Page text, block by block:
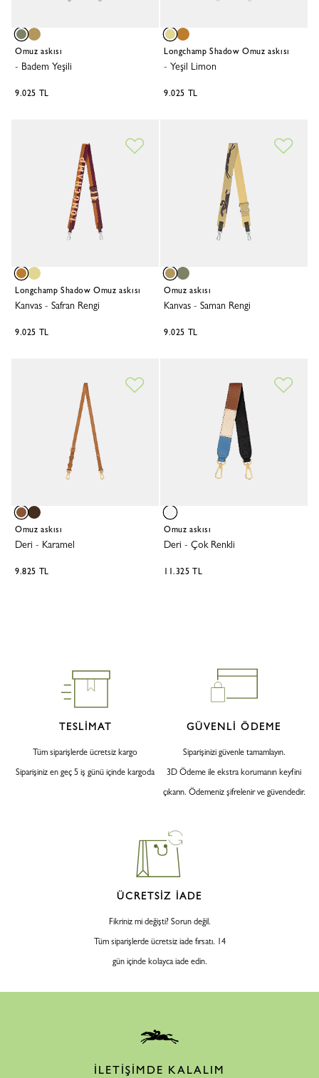
Omuz askısı
- Badem Yeşili
9.025 TL
Longchamp Shadow Omuz askısı
- Yeşil Limon
9.025 TL
Longchamp Shadow Omuz askısı
Kanvas - Safran Rengi
9.025 TL
Omuz askısı
Kanvas - Saman Rengi
9.025 TL
Omuz askısı
Deri - Karamel
9.825 TL
Omuz askısı
Deri - Çok Renkli
11.325 TL
TESLİMAT
Tüm siparişlerde ücretsiz kargo
Siparişiniz en geç 5 iş günü içinde kargoda
GÜVENLİ ÖDEME
Siparişinizi güvenle tamamlayın.
3D Ödeme ile ekstra korumanın keyfini
çıkarın. Ödemeniz şifrelenir ve güvendedir.
ÜCRETSİZ İADE
Fikriniz mi değişti? Sorun değil.
Tüm siparişlerde ücretsiz iade fırsatı. 14
gün içinde kolayca iade edin.
İLETİŞİMDE KALALIM